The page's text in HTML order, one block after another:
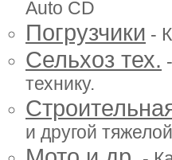
Auto CD
Погрузчики -
Сельхоз тех.
технику.
и другой